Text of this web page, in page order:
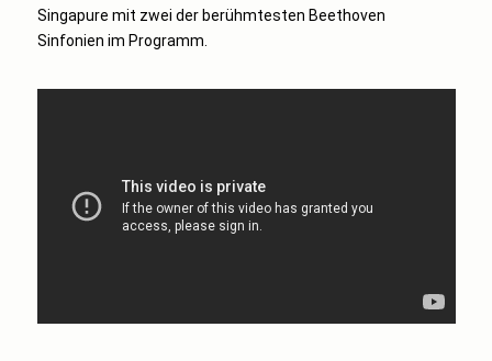
Singapure mit zwei der berühmtesten Beethoven
Sinfonien im Programm.